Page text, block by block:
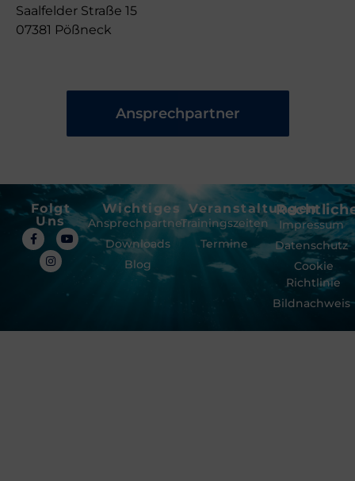
Saalfelder Straße 15
07381 Pößneck
Ansprechpartner
Folgt
Uns
Wichtiges
Ansprechpartner
Downloads
Blog
Veranstaltungen
Trainingszeiten
Termine
Impressum
Datenschutz
Cookie
Richtlinie
Bildnachweis